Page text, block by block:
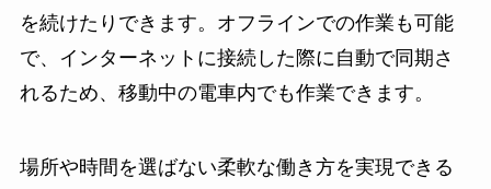
を続けたりできます。オフラインでの作業も可能
で、インターネットに接続した際に自動で同期さ
れるため、移動中の電車内でも作業できます。
場所や時間を選ばない柔軟な働き方を実現できる